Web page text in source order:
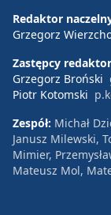
Redaktor
Grzegorz
Zastępcy
Grzegorz Broński
Piotr Kotomski
Zespół: Michał
Janusz Milewski,
Mimier,
Mateusz Mol,